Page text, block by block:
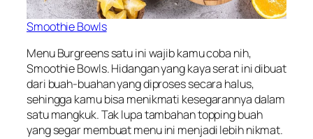
Smoothie Bowls
Menu Burgreens satu ini wajib kamu coba nih,
Smoothie Bowls. Hidangan yang kaya serat ini dibuat
dari buah-buahan yang diproses secara halus,
sehingga kamu bisa menikmati kesegarannya dalam
satu mangkuk. Tak lupa tambahan topping buah
yang segar membuat menu ini menjadi lebih nikmat.